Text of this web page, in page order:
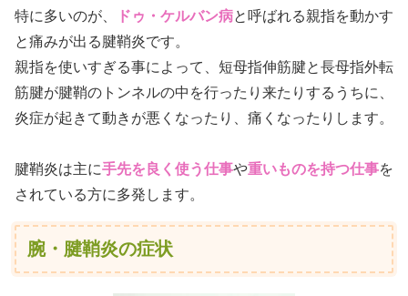
特に多いのが、
ドゥ・ケルバン病と呼ばれる親指を動かす
と痛みが出る腱鞘炎です。
親指を使いすぎる事によって、短母指伸筋腱と長母指外転
筋腱が腱鞘のトンネルの中を行ったり来たりするうちに、
炎症が起きて動きが悪くなったり、痛くなったりします。
腱鞘炎は主に手先を良く使う仕事や重いものを持つ仕事を
されている方に多発します。
腕・腱鞘炎の症状